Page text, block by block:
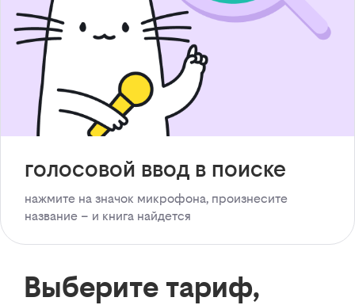
голосовой ввод в поиске
нажмите на значок микрофона, произнесите
название – и книга найдется
Выберите тариф,